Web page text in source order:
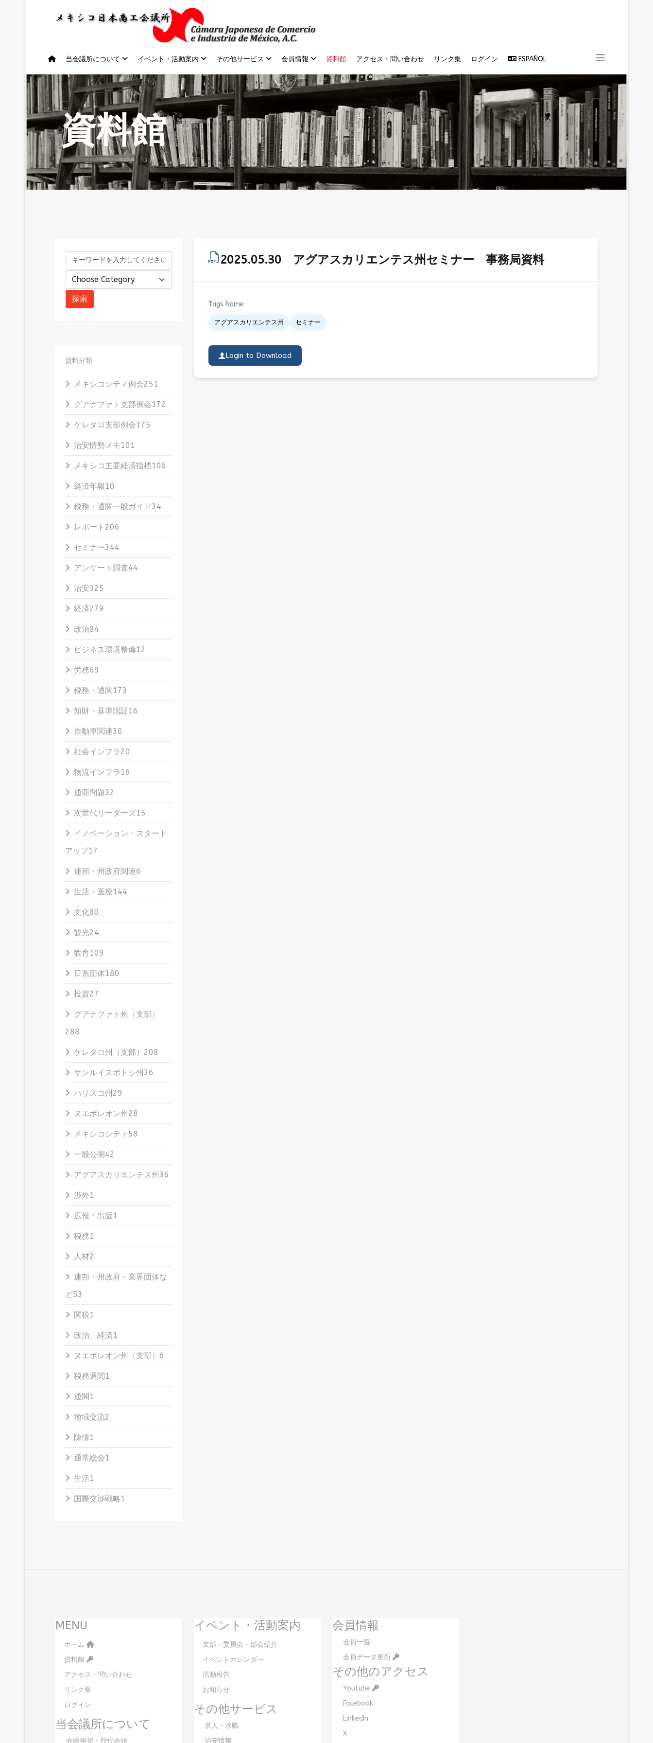
当会議所について イベント・活動案内 その他サービス 会員情報 資料館 アクセス・問い合わせ リンク集 ログイン ESPAÑOL
資料館
資料分類
メキシコシティ例会251
グアナファト支部例会172
ケレタロ支部例会175
治安情勢メモ101
メキシコ主要経済指標106
経済年報10
税務・通関一般ガイド34
レポート 206
セミナー344
アンケート調査44
治安325
経済279
政治84
ビジネス環境整備12
労務69
税務・通関173
知財・基準認証16
自動車関連30
社会インフラ20
物流インフラ16
通商問題32
次世代リーダーズ15
イノベーション・スタート
アップ17
連邦・州政府関連6
生活・医療144
文化80
観光24
教育109
日系団体180
投資27
グアナファト州（支部）
288
ケレタロ州（支部） 208
サンルイスポトシ州 36
ハリスコ州 29
ヌエボレオン州 28
メキシコシティ 58
一般公開42
アグアスカリエンテス州 36
渉外1
広報・出版1
税務1
人材2
連邦・州政府・業界団体な
ど53
関税1
政治、経済1
ヌエボレオン州（支部） 6
税務通関1
通関1
地域交流2
陳情1
通常総会1
生活1
国際交渉戦略1
2025.05.30 アグアスカリエンテス州セミナー 事務局資料
Tags Name
アグアスカリエンテス州 セミナー
Login to Download
MENU
ホーム
資料館
アクセス・問い合わせ
リンク集
ログイン
当会議所について
会頭挨拶・歴代会頭
イベント・活動案内
支部・委員会・部会紹介
イベントカレンダー
活動報告
お知らせ
その他サービス
求人・求職
治安情報
会員情報
会員一覧
会員データ更新
その他のアクセス
Youtube
Facebook
LinkedIn
X